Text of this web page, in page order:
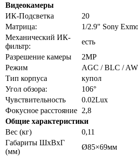
Видеокамеры
ИК-Подсветка
20
Матрица:
1/2.9" Sony
Механический ИК-
фильтр:
есть
Разрешение камеры
2MP
Режим
AGC / BLC /
Тип корпуса
купол
Угол обзора:
106°
Чувствительность
0.02Lux
Фокусное расстояние 2,8
Общие характеристики
Вес (кг)
0,11
Габариты ШxВxГ
(мм)
Ø85×69мм